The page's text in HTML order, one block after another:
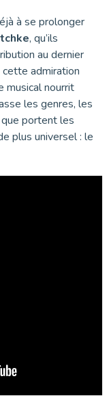
à se prolonger
, qu’ils
au dernier
admiration
musical nourrit
les genres, les
portent les
plus universel : le